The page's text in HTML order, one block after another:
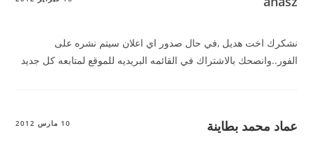
نشكرك اخت هديل ,في حال صدور اي اعلان سيتم نشره على
الفور..وانصحك بالاشتراك في القائمه البريديه للموقع لمتابعه كل جديد
عماد محمد بطاينة 10 مارس 2012